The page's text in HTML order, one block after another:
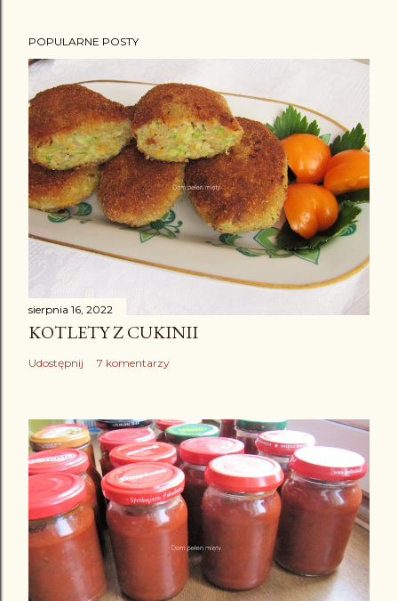
POPULARNE POSTY
sierpnia 16, 2022
KOTLETY Z CUKINII
Udostępnij 7 komentarzy